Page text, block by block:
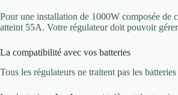
Pour une installation de 1000W composée de
atteint 55A. Votre régulateur doit pouvoir
La compatibilité avec vos batteries
Tous les régulateurs ne traitent pas les